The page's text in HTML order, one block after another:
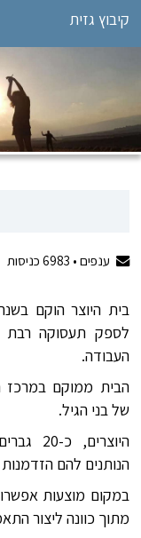
קיבוץ גזית
ענפים • 6983כניסות
לספק תעסוקה רבת
העבודה.
הבית ממוקם במרכז
של בני הגיל.
הנותנים להם הזדמנות
במקום מוצעות
מתוך כוונה ליצור